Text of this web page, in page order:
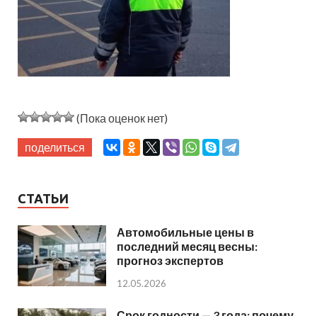
(Пока оценок нет)
поделиться
СТАТЬИ
Автомобильные цены в
последний месяц весны:
прогноз экспертов
12.05.2026